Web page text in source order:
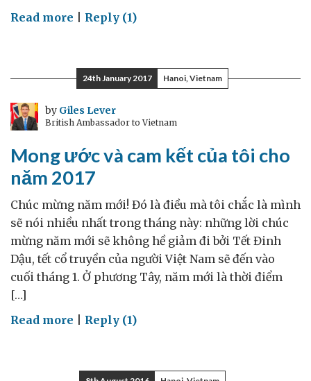
Read more on
càng
giỏi
thì
xã
sẽ
càng
tốt
đẹp
hơn
Reply (1)
24th January 2017 Hanoi, Vietnam
by Giles Lever
British Ambassador to Vietnam
Mong ước và cam kết của tôi cho
năm 2017
Chúc mừng năm mới! Đó là điều mà tôi chắc là mình
sẽ nói nhiều nhất trong tháng này: những lời chúc
mừng năm mới sẽ không hề giảm đi bởi Tết Đinh
Dậu, tết cổ truyền của người Việt Nam sẽ đến vào
cuối tháng 1. Ở phương Tây, năm mới là thời điểm
[…]
Read more on
và
Reply (1)